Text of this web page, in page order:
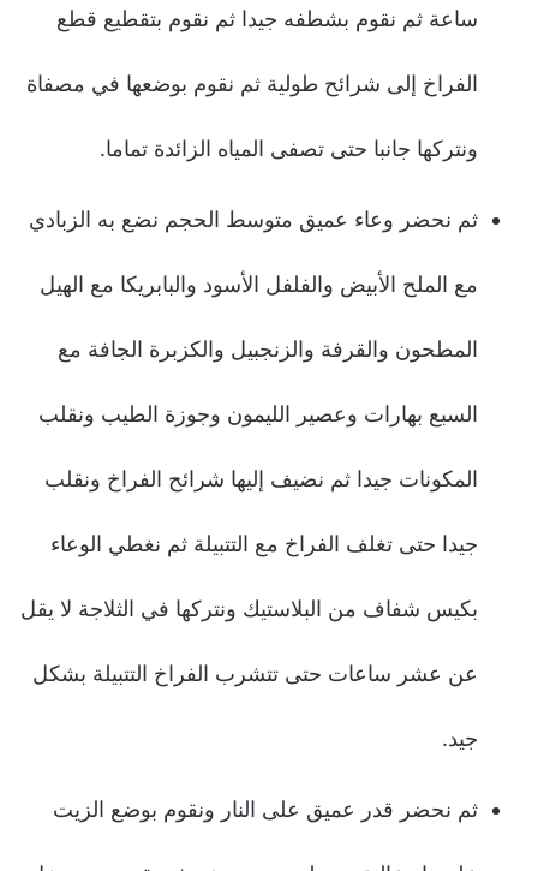
ساعة ثم نقوم بشطفه جيدا ثم نقوم بتقطيع قطع
الفراخ إلى شرائح طولية ثم نقوم بوضعها في مصفاة
ونتركها جانبا حتى تصفى المياه الزائدة تماما.
ثم نحضر وعاء عميق متوسط الحجم نضع به الزبادي
مع الملح الأبيض والفلفل الأسود والبابريكا مع الهيل
المطحون والقرفة والزنجبيل والكزبرة الجافة مع
السبع بهارات وعصير الليمون وجوزة الطيب ونقلب
المكونات جيدا ثم نضيف إليها شرائح الفراخ ونقلب
جيدا حتى تغلف الفراخ مع التتبيلة ثم نغطي الوعاء
بكيس شفاف من البلاستيك ونتركها في الثلاجة لا يقل
عن عشر ساعات حتى تتشرب الفراخ التتبيلة بشكل
جيد.
ثم نحضر قدر عميق على النار ونقوم بوضع الزيت